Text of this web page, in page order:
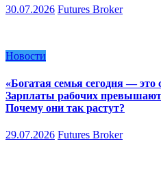
30.07.2026 Futures Broker
Новости
«Богатая семья сегодня —
Зарплаты рабочих
Почему они так растут?
29.07.2026 Futures Broker